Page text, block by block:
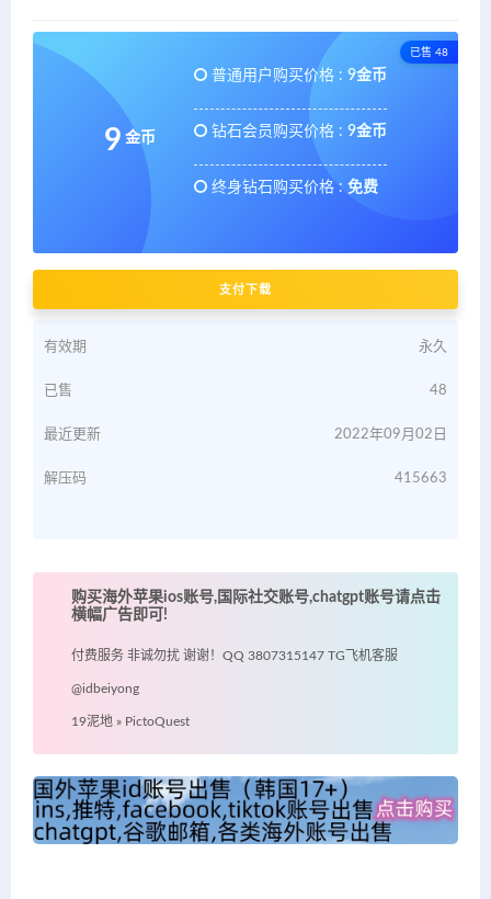
已售 48
9 金币
普通用户购买价格 : 9金币
钻石会员购买价格 : 9金币
终身钻石购买价格 : 免费
支付下载
有效期 永久
已售 48
最近更新 2022年09月02日
解压码 415663
购买海外苹果ios账号,国际社交账号,chatgpt账号请点击
横幅广告即可!
付费服务 非诚勿扰 谢谢！QQ 3807315147 TG飞机客服
@idbeiyong
19泥地 » PictoQuest